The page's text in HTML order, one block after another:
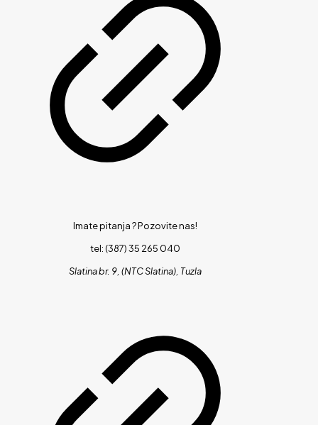
Imate pitanja ?Pozovite nas!
tel: (387) 35 265 040
Slatina br. 9, (NTC Slatina), Tuzla